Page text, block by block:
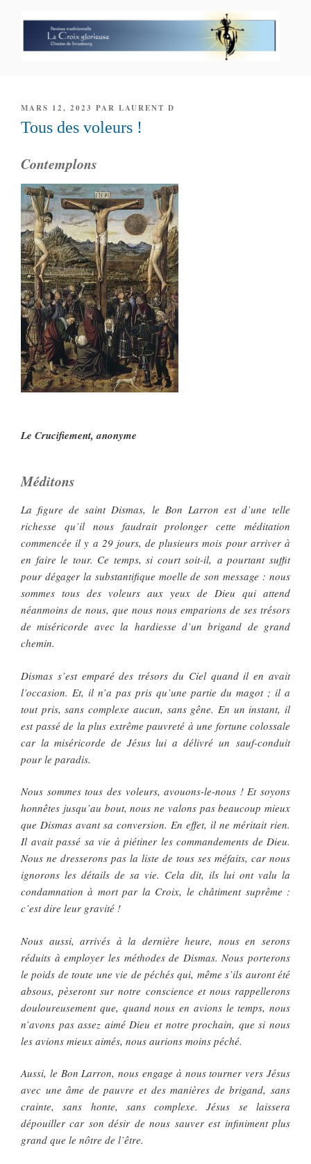
PUBLIÉ
LE
MARS 12, 2023 PAR LAURENT D
Tous des voleurs !
Contemplons
Le Crucifiement, anonyme
Méditons
La figure de saint Dismas, le Bon Larron est d’une telle
richesse qu’il nous faudrait prolonger cette méditation
commencée il y a 29 jours, de plusieurs mois pour arriver à
en faire le tour. Ce temps, si court soit-il, a pourtant suffit
pour dégager la substantifique moelle de son message : nous
sommes tous des voleurs aux yeux de Dieu qui attend
néanmoins de nous, que nous nous emparions de ses trésors
de miséricorde avec la hardiesse d’un brigand de grand
chemin.
Dismas s’est emparé des trésors du Ciel quand il en avait
l’occasion. Et, il n’a pas pris qu’une partie du magot ; il a
tout pris, sans complexe aucun, sans gêne. En un instant, il
est passé de la plus extrême pauvreté à une fortune colossale
car la miséricorde de Jésus lui a délivré un sauf-conduit
pour le paradis.
Nous sommes tous des voleurs, avouons-le-nous ! Et soyons
honnêtes jusqu’au bout, nous ne valons pas beaucoup mieux
que Dismas avant sa conversion. En effet, il ne méritait rien.
Il avait passé sa vie à piétiner les commandements de Dieu.
Nous ne dresserons pas la liste de tous ses méfaits, car nous
ignorons les détails de sa vie. Cela dit, ils lui ont valu la
condamnation à mort par la Croix, le châtiment suprême :
c’est dire leur gravité !
Nous aussi, arrivés à la dernière heure, nous en serons
réduits à employer les méthodes de Dismas. Nous porterons
le poids de toute une vie de péchés qui, même s’ils auront été
absous, pèseront sur notre conscience et nous rappellerons
douloureusement que, quand nous en avions le temps, nous
n’avons pas assez aimé Dieu et notre prochain, que si nous
les avions mieux aimés, nous aurions moins péché.
Aussi, le Bon Larron, nous engage à nous tourner vers Jésus
avec une âme de pauvre et des manières de brigand, sans
crainte, sans honte, sans complexe. Jésus se laissera
dépouiller car son désir de nous sauver est infiniment plus
grand que le nôtre de l’être.